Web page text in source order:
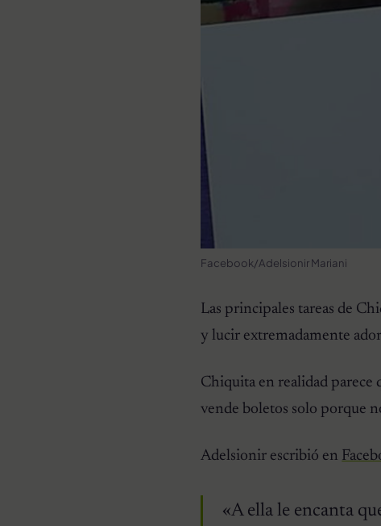
Facebook/Adelsionir Mariani
Las principales tareas de
y lucir extremadamente
Chiquita en realidad parece
vende boletos solo porque
Adelsionir escribió en
«A ella le encanta